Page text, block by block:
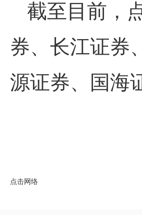
截至目前，
券、长江证券
源证券、国海
点击网络